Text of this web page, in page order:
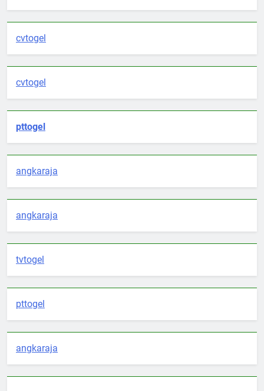
cvtogel
cvtogel
pttogel
angkaraja
angkaraja
tvtogel
pttogel
angkaraja